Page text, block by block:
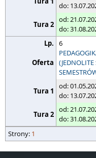
do:
od:
do:
6
(JEDNOLITE
od:
do:
od:
do:
strony
Strony: 1
długość strony